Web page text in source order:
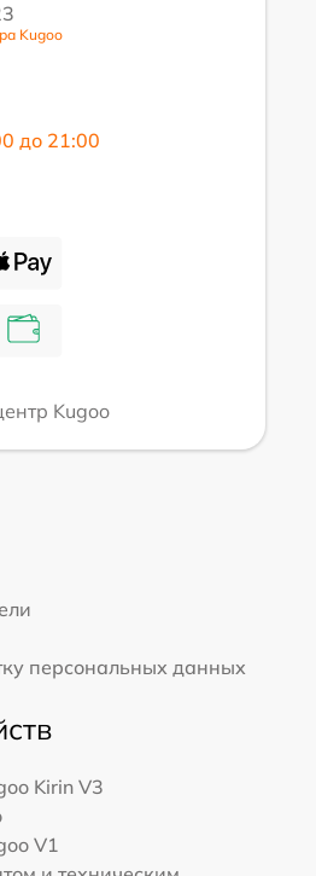
Kugoo
до 21:00
Kugoo
персональных данных
Kirin V3
V1